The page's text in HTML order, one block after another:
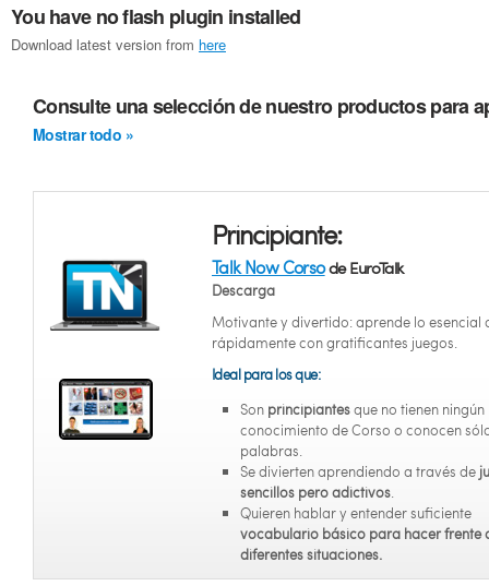
You have no flash plugin installed
Download latest version from here
Consulte una selección de nuestro productos para
Mostrar todo »
Principiante:
Talk Now Corsode EuroTalk
Descarga
Motivante y divertido: aprende lo esencial
rápidamente con gratificantes juegos.
Ideal para los que:
Son principiantesque no tienen ningún
conocimiento de Corso o conocen
palabras.
Se divierten aprendiendo a través de
sencillos pero adictivos.
Quieren hablar y entender suficiente
vocabulario básico para hacer frente
diferentes situaciones.